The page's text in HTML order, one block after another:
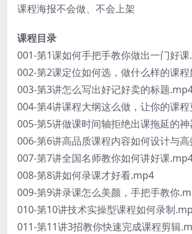
课程海报不会做、不会上架
课程目录
001-第1课如何手把手教你做出一门好
002-第2课定位如何选，做什么样的课
003-第3讲怎么写出好记好卖的标题
004-第4讲课程大纲这么做，让你的课
005-第5讲做课时间轴拒绝出课拖延的
006-第6讲高品质课程内容如何设计与
007-第7讲全国名师教你如何讲好课
008-第8讲如何录课才好看.mp4
009-第9讲录课怎么美颜，手把手教你
010-第10讲技术实操型课程如何录制
011-第11讲3招教你快速完成课程剪辑